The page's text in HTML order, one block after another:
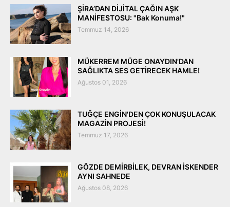
ŞİRA’DAN DİJİTAL ÇAĞIN AŞK
MANİFESTOSU: "Bak Konuma!"
Temmuz 14, 2026
MÜKERREM MÜGE ONAYDIN'DAN
SAĞLIKTA SES GETİRECEK HAMLE!
Ağustos 01, 2026
TUĞÇE ENGİN'DEN ÇOK KONUŞULACAK
MAGAZİN PROJESİ!
Temmuz 17, 2026
GÖZDE DEMİRBİLEK, DEVRAN İSKENDER
AYNI SAHNEDE
Ağustos 08, 2026